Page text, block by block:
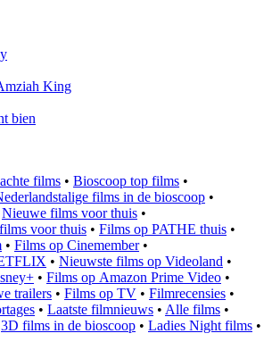
King
bien
films • Bioscoop top films •
films in de bioscoop •
Nieuwe films voor thuis •
voor thuis • Films op PATHE thuis •
• Films op Cinemember•
• Nieuwste films op Videoland •
• Films op Amazon Prime Video •
trailers • Films op TV • Filmrecensies •
• Laatste filmnieuws • Alle films •
3D films in de bioscoop • Ladies Night films •